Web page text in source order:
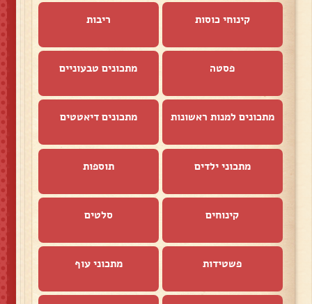
קינוחי כוסות ריבות
פסטה מתכונים טבעוניים
מתכונים למנות ראשונות מתכונים דיאטטים
מתכוני ילדים תוספות
קינוחים סלטים
פשטידות מתכוני עוף